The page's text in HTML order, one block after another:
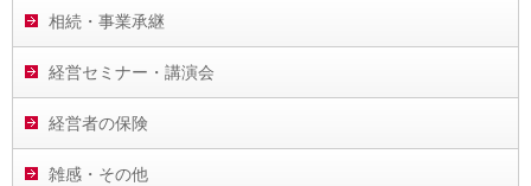
相続・事業承継
経営セミナー・講演会
経営者の保険
雑感・その他